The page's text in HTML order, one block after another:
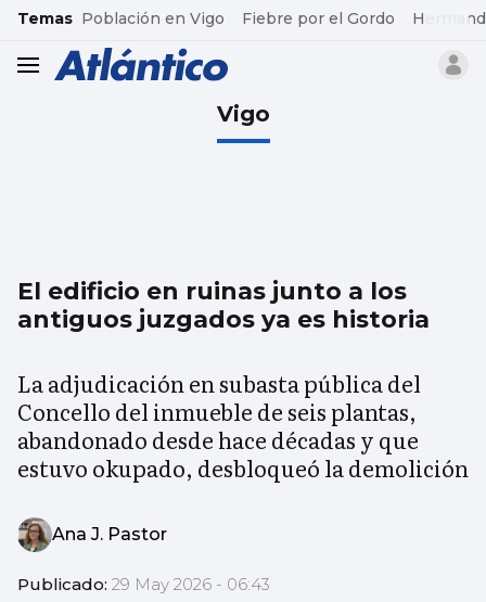
common.go-to-content
Temas Población en Vigo Fiebre por el Gordo
header.menu.open
Vigo
El edificio en ruinas junto a los
antiguos juzgados ya es historia
La adjudicación en subasta pública del
Concello del inmueble de seis plantas,
abandonado desde hace décadas y que
estuvo okupado, desbloqueó la demolición
Ana J. Pastor
Publicado: 29 May 2026 - 06:43